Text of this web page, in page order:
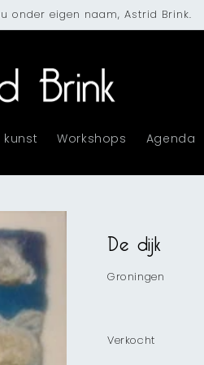
onder eigen naam, Astrid Brink.
kunst Workshops Agenda
De dijk
Groningen
Verkocht